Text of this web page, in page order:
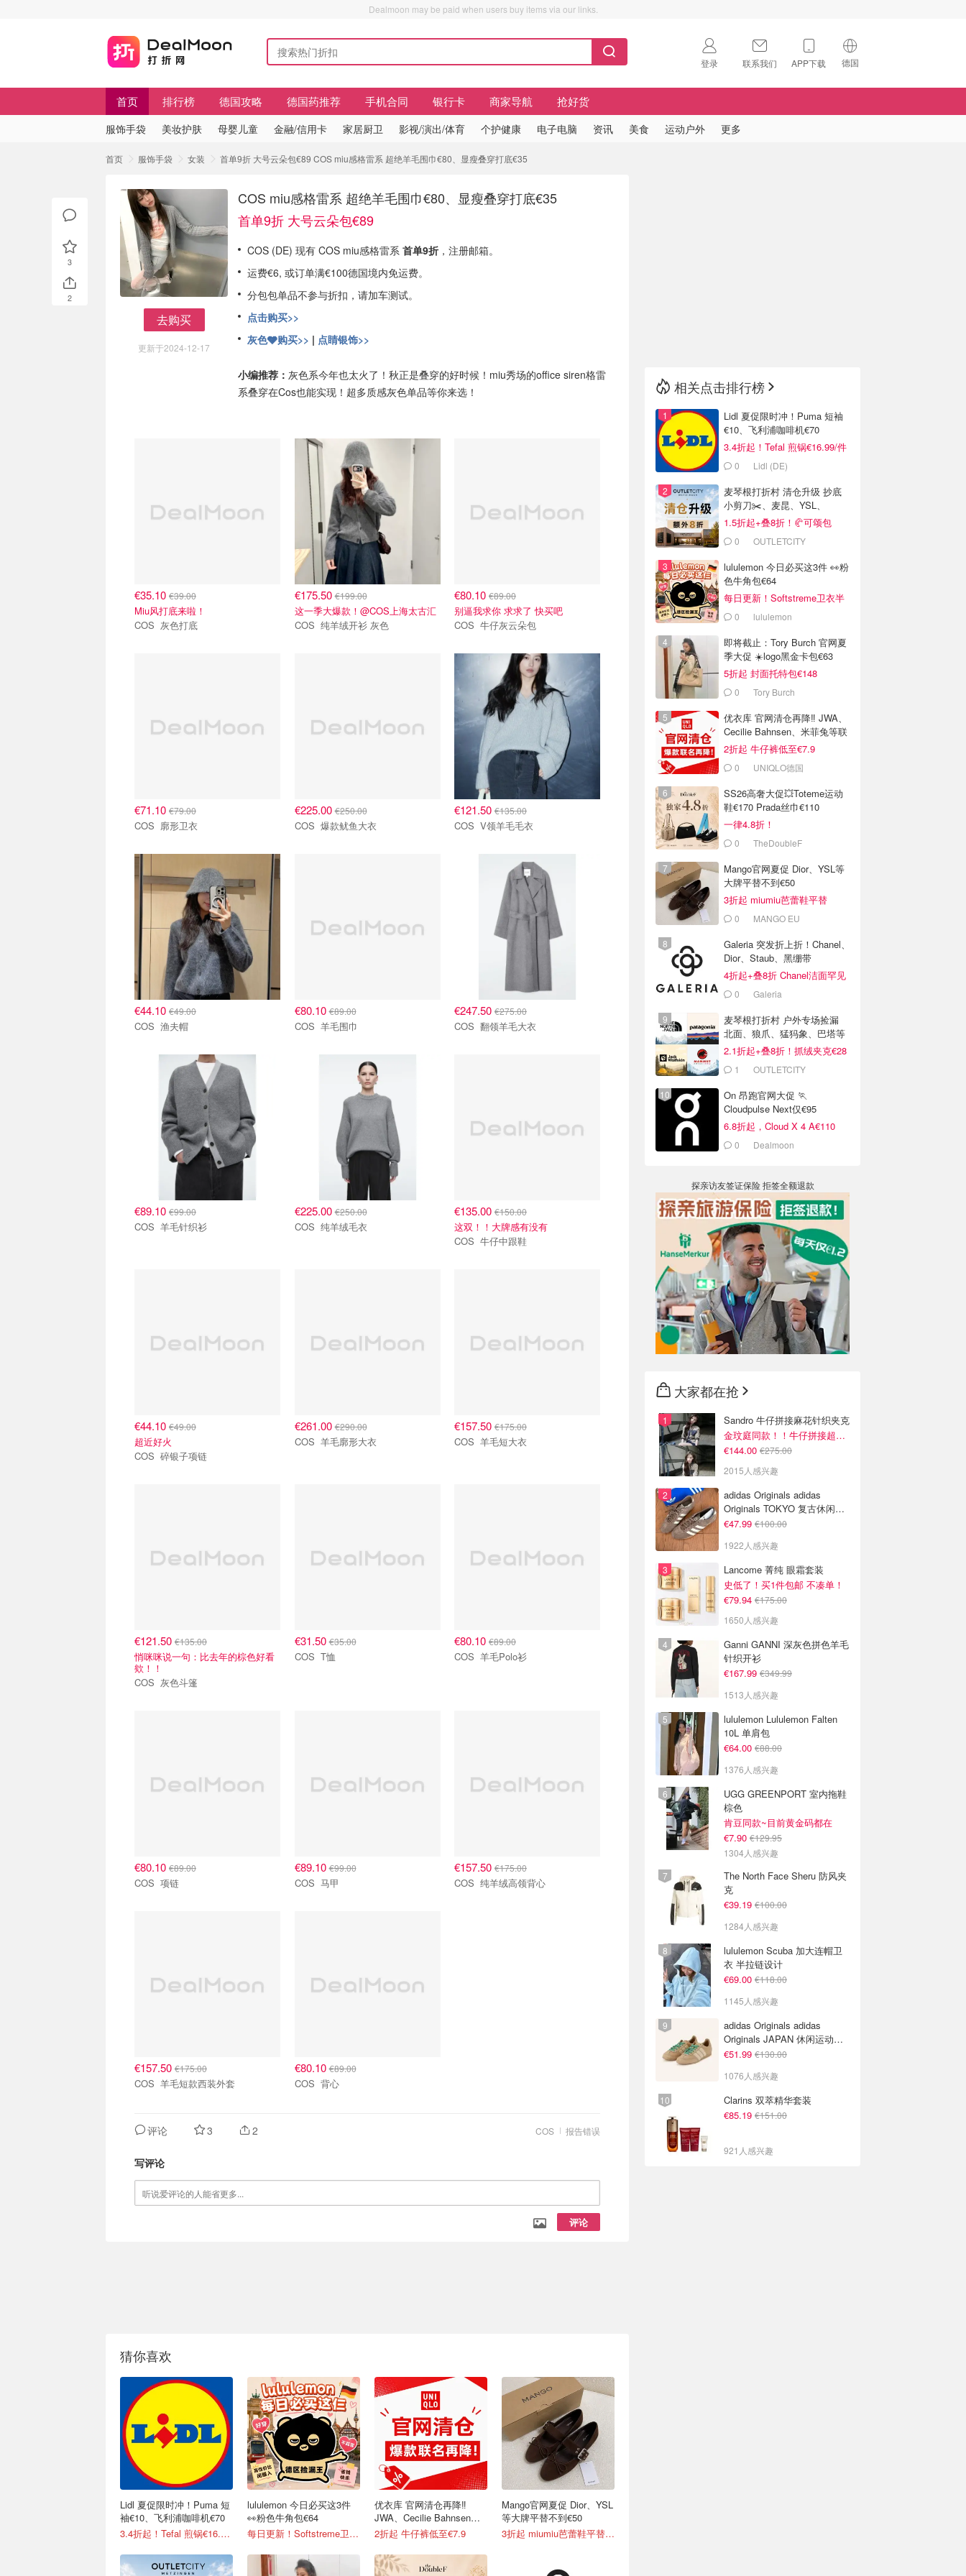
Dealmoon may be paid when users buy items via our links.
登录 联系我们 APP下载 德国
🇺🇸
首页 排行榜 德国攻略 德国药推荐 手机合同 银行卡 商家导航 抢好货
服饰手袋 美妆护肤 母婴儿童 金融/信用卡 家居厨卫 影视/演出/体育 个护健康 电子电脑 资讯 美食 运动户外 更多
首页 服饰手袋 女装 首单9折 大号云朵包€89 COS miu感格雷系 超绝羊毛围巾€80、显瘦叠穿打底€35
去购买
更新于2024-12-17
COS miu感格雷系 超绝羊毛围巾€80、显瘦叠穿打底€35
首单9折 大号云朵包€89
COS (DE) 现有 COS miu感格雷系 首单9折 ，注册邮箱。
运费€6, 或订单满€100德国境内免运费。
分包包单品不参与折扣，请加车测试。
点击购买>>
灰色🩶购买>> | 点睛银饰>>
小编推荐： 灰色系今年也太火了！秋正是叠穿的好时候！miu秀场的office siren格雷
系叠穿在Cos也能实现！超多质感灰色单品等你来选！
€35.10 €39.00
Miu风打底来啦！
COS 灰色打底
€175.50€199.00
这一季大爆款！@COS上海太古汇
COS 纯羊绒开衫 灰色
€80.10 €89.00
别逼我求你 求求了 快买吧
COS 牛仔灰云朵包
€71.10 €79.00
COS 廓形卫衣
€225.00€250.00
COS 爆款鱿鱼大衣
€121.50 €135.00
COS V领羊毛毛衣
€44.10 €49.00
COS 渔夫帽
€80.10€89.00
COS 羊毛围巾
€247.50 €275.00
COS 翻领羊毛大衣
€89.10 €99.00
COS 羊毛针织衫
€225.00€250.00
COS 纯羊绒毛衣
€135.00 €150.00
这双！！大牌感有没有
COS 牛仔中跟鞋
€44.10 €49.00
超近好火
COS 碎银子项链
€261.00€290.00
COS 羊毛廓形大衣
€157.50 €175.00
COS 羊毛短大衣
€121.50 €135.00
悄咪咪说一句：比去年的棕色好看
欸！！
COS 灰色斗篷
€31.50€35.00
COS T恤
€80.10 €89.00
COS 羊毛Polo衫
€80.10 €89.00
COS 项链
€89.10€99.00
COS 马甲
€157.50 €175.00
COS 纯羊绒高领背心
€157.50 €175.00
COS 羊毛短款西装外套
€80.10€89.00
COS 背心
报告错误
COS
评论 3 2
写评论
评论
猜你喜欢
Lidl 夏促限时冲！Puma 短
袖€10、飞利浦咖啡机€70
3.4折起！Tefal 煎锅€16.99/件
lululemon 今日必买这3件
👀粉色牛角包€64
每日更新！Softstreme卫衣半价
优衣库 官网清仓再降‼️
JWA、Cecilie Bahnsen、
米菲兔等联名
2折起 牛仔裤低至€7.9
Mango官网夏促 Dior、YSL
等大牌平替不到€50
3折起 miumiu芭蕾鞋平替€35.99
3
2
相关点击排行榜
Lidl 夏促限时冲！Puma 短袖
€10、飞利浦咖啡机€70
3.4折起！Tefal 煎锅€16.99/件
0 Lidl (DE)
麦琴根打折村 清仓升级 抄底
小剪刀✂️、麦昆、YSL、
Barbour等
1.5折起+叠8折！🥐可颂包
€44.79
0
OUTLETCITY
lululemon 今日必买这3件 👀粉
色牛角包€64
每日更新！Softstreme卫衣半
价 0 lululemon
即将截止：Tory Burch 官网夏
季大促 ☀️logo黑金卡包€63
5折起 封面托特包€148
0 Tory Burch
优衣库 官网清仓再降‼️ JWA、
Cecilie Bahnsen、米菲兔等联
名
2折起 牛仔裤低至€7.9
0 UNIQLO德国
SS26高奢大促💥Toteme运动
鞋€170 Prada丝巾€110
一律4.8折！
0 TheDoubleF
Mango官网夏促 Dior、YSL等
大牌平替不到€50
3折起 miumiu芭蕾鞋平替
€35.99
0 MANGO EU
Galeria 突发折上折！Chanel、
Dior、Staub、黑绷带
4折起+叠8折 Chanel洁面罕见
€430 Galeria
麦琴根打折村 户外专场捡漏
北面、狼爪、猛犸象、巴塔等
2.1折起+叠8折！抓绒夹克€28
1
OUTLETCITY
On 昂跑官网大促 🏃
Cloudpulse Next仅€95
6.8折起，Cloud X 4 A€110
0 Dealmoon
探亲访友签证保险 拒签全额退款
大家都在抢
Sandro 牛仔拼接麻花针织夹克
金玟庭同款！！牛仔拼接超有层次感
€144.00 €275.00
2015人感兴趣
adidas Originals adidas
Originals TOKYO 复古休闲鞋
深棕色
€47.99 €100.00
1922人感兴趣
Lancome 菁纯 眼霜套装
史低了！买1件包邮 不凑单！
€79.94 €175.00
1650人感兴趣
Ganni GANNI 深灰色拼色羊毛
针织开衫
€167.99 €349.99
1513人感兴趣
lululemon Lululemon Falten
10L 单肩包
€64.00 €88.00
1376人感兴趣
UGG GREENPORT 室内拖鞋
棕色
肯豆同款~目前黄金码都在
€7.90 €129.95
1304人感兴趣
The North Face Sheru 防风夹
克
€39.19 €100.00
1284人感兴趣
lululemon Scuba 加大连帽卫
衣 半拉链设计
€69.00 €118.00
1145人感兴趣
adidas Originals adidas
Originals JAPAN 休闲运动鞋
米色
€51.99 €130.00
1076人感兴趣
Clarins 双萃精华套装
€85.19 €151.00
921人感兴趣